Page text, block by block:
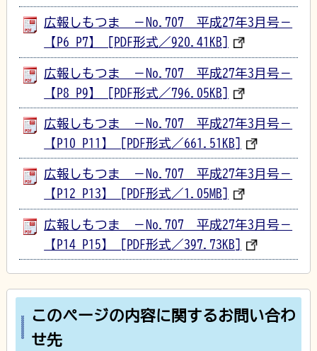
広報しもつま －No.707 平成27年3月号－
【P6_P7】 [PDF形式／920.41KB]
広報しもつま －No.707 平成27年3月号－
【P8_P9】 [PDF形式／796.05KB]
広報しもつま －No.707 平成27年3月号－
【P10_P11】 [PDF形式／661.51KB]
広報しもつま －No.707 平成27年3月号－
【P12_P13】 [PDF形式／1.05MB]
広報しもつま －No.707 平成27年3月号－
【P14_P15】 [PDF形式／397.73KB]
このページの内容に関するお問い合わ
せ先